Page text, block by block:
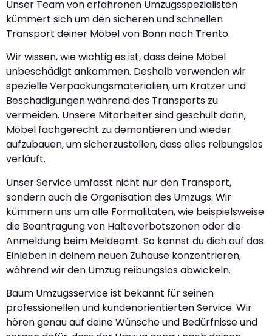
Unser Team von erfahrenen Umzugsspezialisten
kümmert sich um den sicheren und schnellen
Transport deiner Möbel von Bonn nach Trento.
Wir wissen, wie wichtig es ist, dass deine Möbel
unbeschädigt ankommen. Deshalb verwenden wir
spezielle Verpackungsmaterialien, um Kratzer und
Beschädigungen während des Transports zu
vermeiden. Unsere Mitarbeiter sind geschult darin,
Möbel fachgerecht zu demontieren und wieder
aufzubauen, um sicherzustellen, dass alles reibungslos
verläuft.
Unser Service umfasst nicht nur den Transport,
sondern auch die Organisation des Umzugs. Wir
kümmern uns um alle Formalitäten, wie beispielsweise
die Beantragung von Halteverbotszonen oder die
Anmeldung beim Meldeamt. So kannst du dich auf das
Einleben in deinem neuen Zuhause konzentrieren,
während wir den Umzug reibungslos abwickeln.
Baum Umzugsservice ist bekannt für seinen
professionellen und kundenorientierten Service. Wir
hören genau auf deine Wünsche und Bedürfnisse und